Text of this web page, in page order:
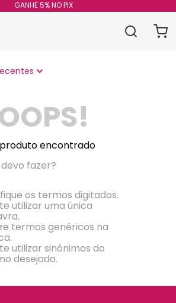
GANHE 5% NO PIX
encontrado
fazer?
os termos digitados.
utilizar uma única
termos genéricos na
utilizar sinônimos do
desejado.